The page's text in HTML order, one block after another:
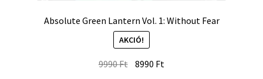
Absolute Green Lantern Vol. 1: Without Fear
AKCIÓ!
9990Ft 8990 Ft